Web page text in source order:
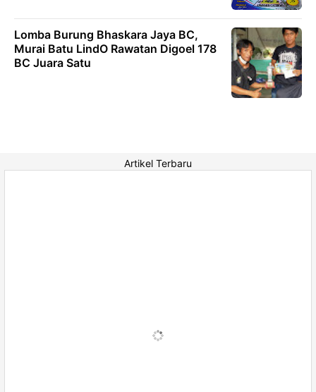
Lomba Burung Bhaskara Jaya BC,
Murai Batu LindO Rawatan Digoel 178
BC Juara Satu
Artikel Terbaru